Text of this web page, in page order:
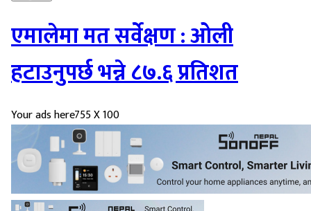
एमालेमा मत सर्वेक्षण : ओली
हटाउनुपर्छ भन्ने ८७.६ प्रतिशत
Your ads here755 X 100